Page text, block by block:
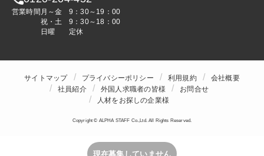
営業時間 月～金
9：30～19：00
祝・土
9：30～18：00
日曜
定休
サイトマップ プライバシーポリシー 利用規約
会社概要
社員紹介
外国人求職者の皆様
お問合せ
人材をお探しの企業様
Copyright © ALPHA STAFF Co.,Ltd. All Rights Reserved.
現在募集していません